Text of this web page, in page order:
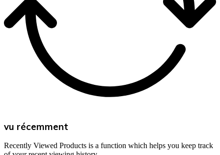
vu récemment
Recently Viewed Products is a function which helps you keep track